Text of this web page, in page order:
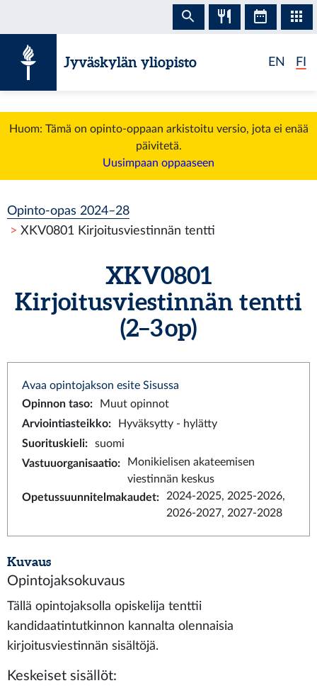
Jyväskylän yliopisto EN FI
Huom: Tämä on opinto-oppaan arkistoitu versio, jota ei enää
päivitetä.
Uusimpaan oppaaseen
Opinto-opas 2024–28
XKV0801 Kirjoitusviestinnän tentti
XKV0801
Kirjoitusviestinnän tentti
(2–3 op)
Avaa opintojakson esite Sisussa
Opinnon taso:
Muut opinnot
Arviointiasteikko:
Hyväksytty - hylätty
Suorituskieli:
suomi
Vastuuorganisaatio:
Monikielisen akateemisen
viestinnän keskus
Opetussuunnitelmakaudet:
2024-2025, 2025-2026,
2026-2027, 2027-2028
Kuvaus
Opintojaksokuvaus
Tällä opintojaksolla opiskelija tenttii
kandidaatintutkinnon kannalta olennaisia
kirjoitusviestinnän sisältöjä.
Keskeiset sisällöt: